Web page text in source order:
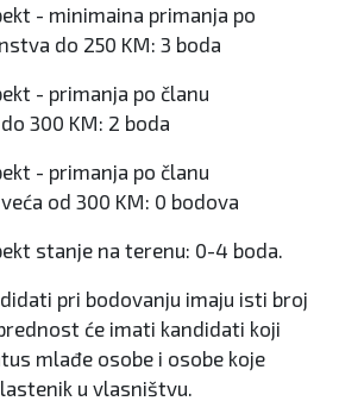
- minimaina primanja po
do 250 KM: 3 boda
- primanja po članu
300 KM: 2 boda
- primanja po članu
od 300 KM: 0 bodova
stanje na terenu: 0-4 boda.
pri bodovanju imaju isti broj
će imati kandidati koji
mlađe osobe i osobe koje
u vlasništvu.